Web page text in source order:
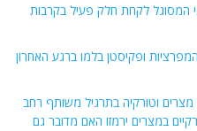
המסוגל לקחת חלק פעיל בקרבות
ופקיסטן בלמו ברגע האחרון
מצרים וטורקיה בתרגיל משותף רחב
במצרים ירמזו האם מדובר גם